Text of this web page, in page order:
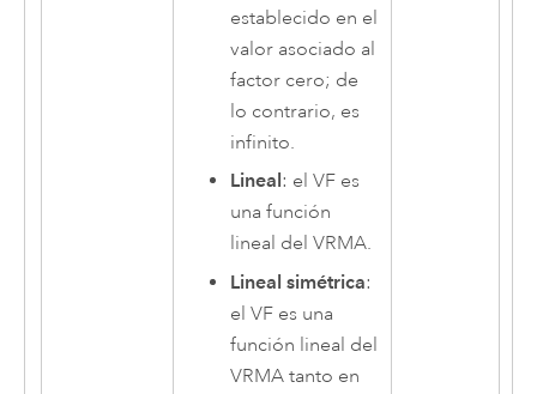
establecido en el
valor asociado al
factor cero; de
lo contrario, es
infinito.
Lineal: el VF es
una función
lineal del VRMA.
Lineal simétrica:
el VF es una
función lineal del
VRMA tanto en